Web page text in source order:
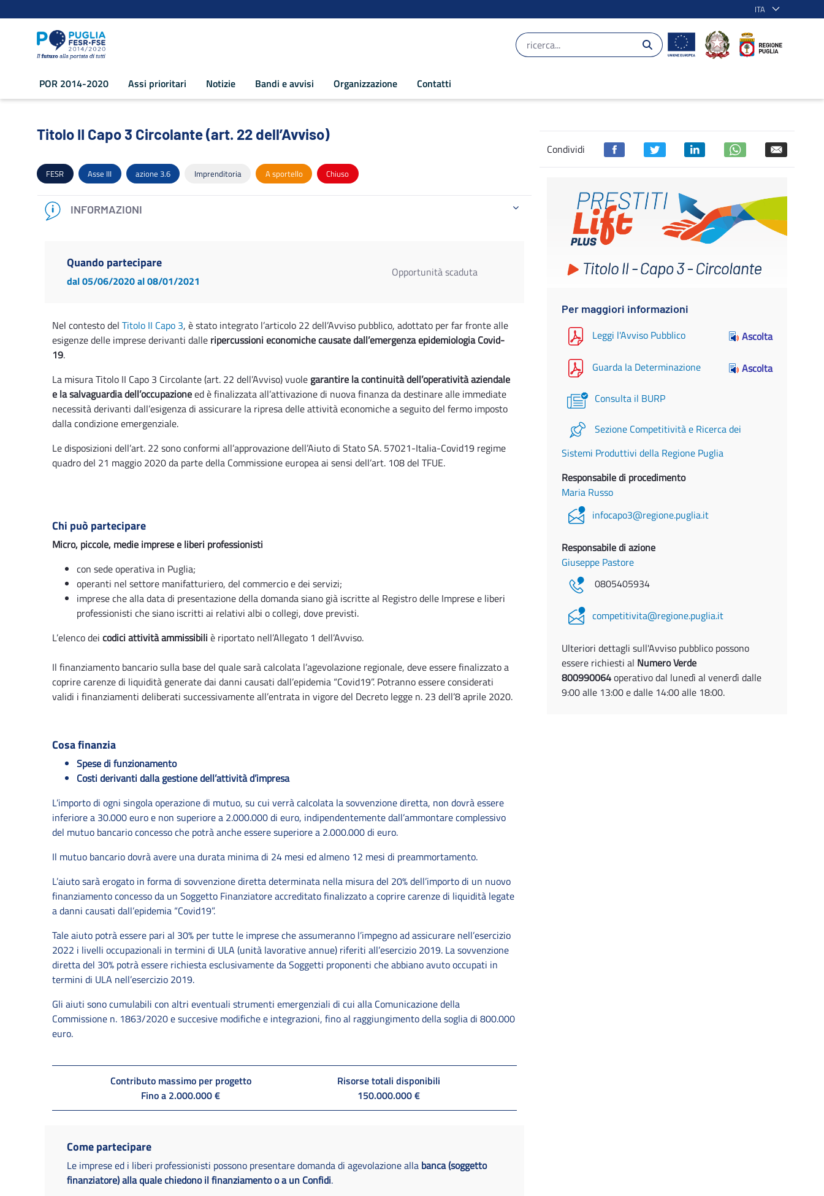
ITA
POR 2014-2020 Assi prioritari Notizie Bandi e avvisi Organizzazione Contatti
Titolo II Capo 3 Circolante (art. 22 dell’Avviso) - POR Puglia 2014-2020
Titolo II Capo 3 Circolante (art. 22 dell’Avviso)
FESR Asse III azione 3.6 Imprenditoria A sportello Chiuso
INFORMAZIONI
Quando partecipare
dal 05/06/2020al 08/01/2021
Opportunità scaduta
Nel contesto del Titolo II Capo 3, è stato integrato l’articolo 22 dell’Avviso pubblico, adottato per far fronte alle
esigenze delle imprese derivanti dalle ripercussioni economiche causate dall’emergenza epidemiologia Covid-
19.
La misura Titolo II Capo 3 Circolante (art. 22 dell’Avviso) vuole garantire la continuità dell’operatività aziendale
e la salvaguardia dell’occupazioneed è finalizzata all’attivazione di nuova finanza da destinare alle immediate
necessità derivanti dall’esigenza di assicurare la ripresa delle attività economiche a seguito del fermo imposto
dalla condizione emergenziale.
Le disposizioni dell’art. 22 sono conformi all’approvazione dell’Aiuto di Stato SA. 57021-Italia-Covid19 regime
quadro del 21 maggio 2020 da parte della Commissione europea ai sensi dell’art. 108 del TFUE.
Chi può partecipare
Micro, piccole, medie imprese e liberi professionisti
con sede operativa in Puglia;
operanti nel settore manifatturiero, del commercio e dei servizi;
imprese che alla data di presentazione della domanda siano già iscritte al Registro delle Imprese e liberi
professionisti che siano iscritti ai relativi albi o collegi, dove previsti.
L’elenco dei codici attività ammissibili è riportato nell’Allegato 1 dell’Avviso.
Il finanziamento bancario sulla base del quale sarà calcolata l’agevolazione regionale, deve essere finalizzato a
coprire carenze di liquidità generate dai danni causati dall’epidemia “Covid19”. Potranno essere considerati
validi i finanziamenti deliberati successivamente all’entrata in vigore del Decreto legge n. 23 dell’8 aprile 2020.
Cosa finanzia
Spese di funzionamento
Costi derivanti dalla gestione dell’attività d’impresa
L’importo di ogni singola operazione di mutuo, su cui verrà calcolata la sovvenzione diretta, non dovrà essere
inferiore a 30.000 euro e non superiore a 2.000.000 di euro, indipendentemente dall’ammontare complessivo
del mutuo bancario concesso che potrà anche essere superiore a 2.000.000 di euro.
Il mutuo bancario dovrà avere una durata minima di 24 mesi ed almeno 12 mesi di preammortamento.
L’aiuto sarà erogato in forma di sovvenzione diretta determinata nella misura del 20% dell’importo di un nuovo
finanziamento concesso da un Soggetto Finanziatore accreditato finalizzato a coprire carenze di liquidità legate
a danni causati dall’epidemia “Covid19”.
Tale aiuto potrà essere pari al 30% per tutte le imprese che assumeranno l’impegno ad assicurare nell’esercizio
2022 i livelli occupazionali in termini di ULA (unità lavorative annue) riferiti all’esercizio 2019. La sovvenzione
diretta del 30% potrà essere richiesta esclusivamente da Soggetti proponenti che abbiano avuto occupati in
termini di ULA nell’esercizio 2019.
Gli aiuti sono cumulabili con altri eventuali strumenti emergenziali di cui alla Comunicazione della
Commissione n. 1863/2020 e succesive modifiche e integrazioni, fino al raggiungimento della soglia di 800.000
euro.
Contributo massimo per progetto
Fino a 2.000.000 €
Risorse totali disponibili
150.000.000 €
Come partecipare
Le imprese ed i liberi professionisti possono presentare domanda di agevolazione alla banca (soggetto
finanziatore) alla quale chiedono il finanziamento o a un Confidi.
Condividi
Per maggiori informazioni
Leggi l'Avviso Pubblico Ascolta
Guarda la Determinazione Ascolta
Consulta il BURP
Sezione Competitività e Ricerca dei
Sistemi Produttivi della Regione Puglia
Responsabile di procedimento
Maria Russo
infocapo3@regione.puglia.it
Responsabile di azione
Giuseppe Pastore
0805405934
competitivita@regione.puglia.it
Ulteriori dettagli sull'Avviso pubblico possono
essere richiesti al Numero Verde
800990064operativo dal lunedì al venerdì dalle
9:00 alle 13:00 e dalle 14:00 alle 18:00.